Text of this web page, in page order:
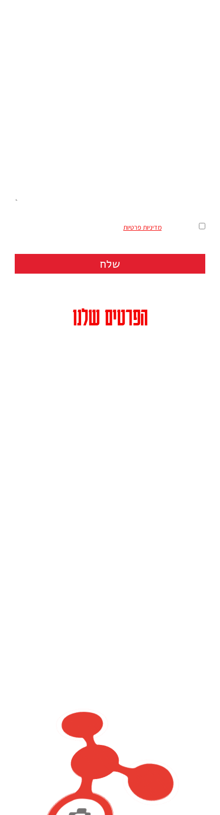
מדיניות פרטיות
שלח
הפרטים שלנו